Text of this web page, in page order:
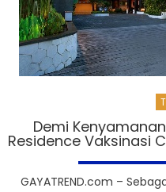
Demi
Residence Vaksinasi
GAYATREND.com –